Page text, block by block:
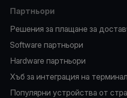
Партньори
Решения за плащане за
Software партньори
Hardware партньори
Хъб за интеграция на
Популярни устройства от